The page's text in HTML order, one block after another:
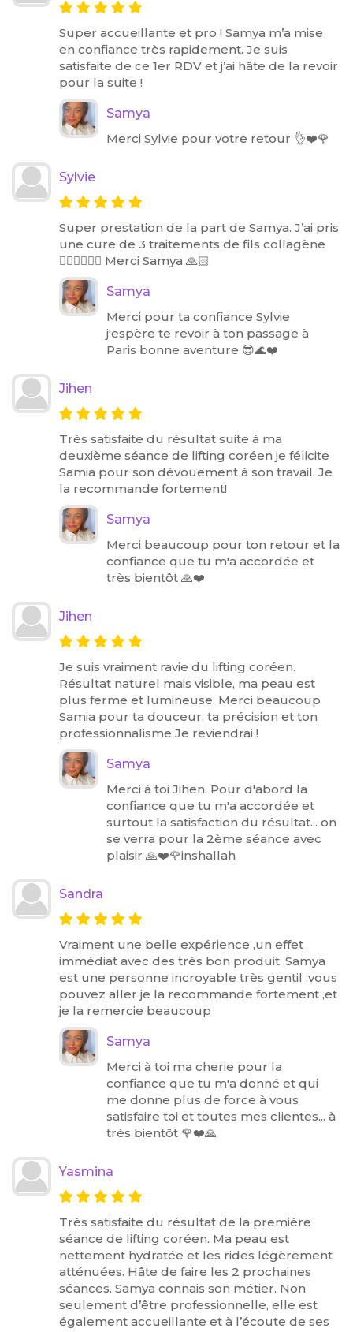
Super accueillante et pro ! Samya m’a mise
en confiance très rapidement. Je suis
satisfaite de ce 1er RDV et j’ai hâte de la revoir
pour la suite !
Samya
Merci Sylvie pour votre retour 👌❤️🌹
Sylvie
Super prestation de la part de Samya. J’ai pris
une cure de 3 traitements de fils collagène
👍🏻👍🏻👍🏻 Merci Samya 🙏🏻
Samya
Merci pour ta confiance Sylvie
j'espère te revoir à ton passage à
Paris bonne aventure 😎🌊❤️
Jihen
Très satisfaite du résultat suite à ma
deuxième séance de lifting coréen je félicite
Samia pour son dévouement à son travail. Je
la recommande fortement!
Samya
Merci beaucoup pour ton retour et la
confiance que tu m'a accordée et
très bientôt 🙏❤️
Jihen
Je suis vraiment ravie du lifting coréen.
Résultat naturel mais visible, ma peau est
plus ferme et lumineuse. Merci beaucoup
Samia pour ta douceur, ta précision et ton
professionnalisme Je reviendrai !
Samya
Merci à toi Jihen, Pour d'abord la
confiance que tu m'a accordée et
surtout la satisfaction du résultat... on
se verra pour la 2ème séance avec
plaisir 🙏❤️🌹inshallah
Sandra
Vraiment une belle expérience ,un effet
immédiat avec des très bon produit ,Samya
est une personne incroyable très gentil ,vous
pouvez aller je la recommande fortement ,et
je la remercie beaucoup
Samya
Merci à toi ma cherie pour la
confiance que tu m'a donné et qui
me donne plus de force à vous
satisfaire toi et toutes mes clientes... à
très bientôt 🌹❤️🙏
Yasmina
Très satisfaite du résultat de la première
séance de lifting coréen. Ma peau est
nettement hydratée et les rides légèrement
atténuées. Hâte de faire les 2 prochaines
séances. Samya connais son métier. Non
seulement d’être professionnelle, elle est
également accueillante et à l’écoute de ses